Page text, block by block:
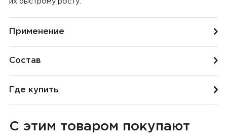
их быстрому росту.
Применение
Состав
Где купить
С этим товаром покупают